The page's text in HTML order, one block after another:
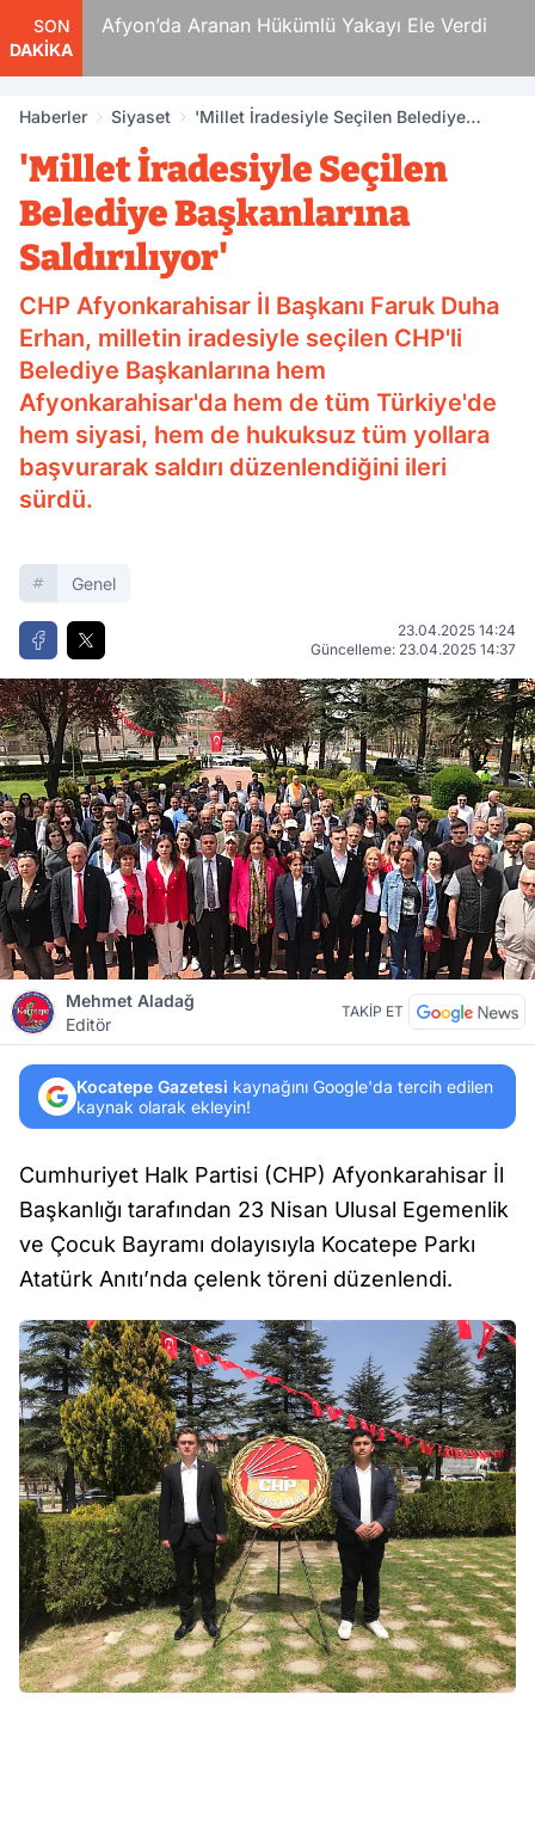
SON
DAKİKA
Hükümlü Yakayı Ele Verdi
Suikastçi
Haberler Siyaset
'Millet İradesiyle Seçilen Belediye
'Millet İradesiyle Seçilen
Belediye Başkanlarına
Saldırılıyor'
CHP Afyonkarahisar İl Başkanı Faruk Duha
Erhan, milletin iradesiyle seçilen CHP'li
Belediye Başkanlarına hem
Afyonkarahisar'da hem de tüm Türkiye'de
hem siyasi, hem de hukuksuz tüm yollara
başvurarak saldırı düzenlendiğini ileri
sürdü.
Genel
23.04.2025 14:24
Güncelleme: 23.04.2025 14:37
Mehmet Aladağ
Editör
TAKİP ET
Kocatepe Gazetesi kaynağını Google'da tercih edilen
kaynak olarak ekleyin!
Cumhuriyet Halk Partisi (CHP) Afyonkarahisar İl
Başkanlığı tarafından 23 Nisan Ulusal Egemenlik
ve Çocuk Bayramı dolayısıyla Kocatepe Parkı
Atatürk Anıtı’nda çelenk töreni düzenlendi.